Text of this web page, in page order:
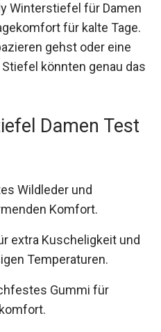
Winterstiefel für Damen
für kalte Tage.
gehst oder eine
könnten genau das
Damen Test
Wildleder und
Komfort.
extra Kuscheligkeit und
Temperaturen.
Gummi für